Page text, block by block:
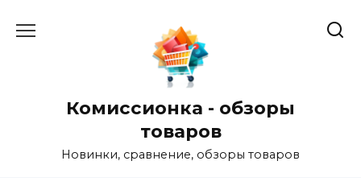
Комиссионка - обзоры
товаров
Новинки, сравнение, обзоры товаров